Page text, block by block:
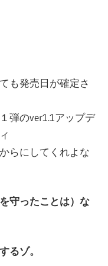
も発売日が確定さ
弾のver1.1アップデ
らにしてくれよな
守ったことは）な
るゾ。